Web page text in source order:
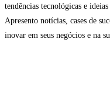
tendências tecnológicas e
Apresento notícias, cases de
inovar em seus negócios e na